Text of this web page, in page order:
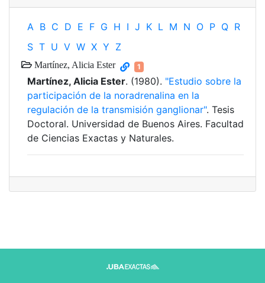
A B C D E F G H I J K L M N O P Q R
S T U V W X Y Z
Martínez, Alicia Ester 1
Martínez, Alicia Ester. (1980). "Estudio sobre la
participación de la noradrenalina en la
regulación de la transmisión ganglionar". Tesis
Doctoral. Universidad de Buenos Aires. Facultad
de Ciencias Exactas y Naturales.